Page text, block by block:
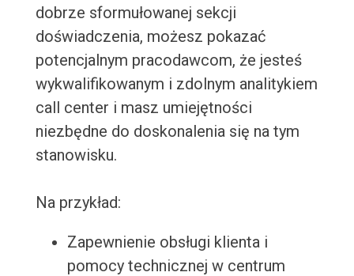
dobrze sformułowanej sekcji
doświadczenia, możesz pokazać
potencjalnym pracodawcom, że jesteś
wykwalifikowanym i zdolnym analitykiem
call center i masz umiejętności
niezbędne do doskonalenia się na tym
stanowisku.
Na przykład:
Zapewnienie obsługi klienta i
pomocy technicznej w centrum